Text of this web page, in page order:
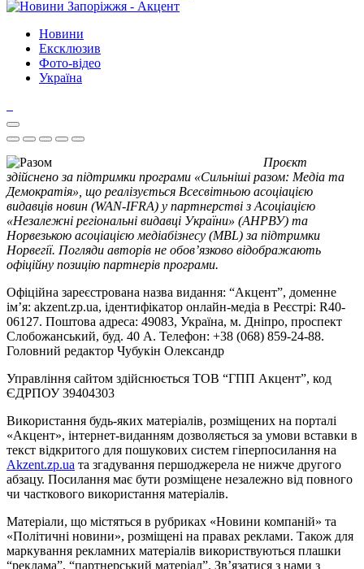
Новини
Ексклюзив
Фото-відео
Україна
Проєкт
здійснено за підтримки програми «Сильніші разом: Медіа та
Демократія», що реалізується Всесвітньою асоціацією
видавців новин (WAN-IFRA) у партнерстві з Асоціацією
«Незалежні регіональні видавці України» (АНРВУ) та
Норвезькою асоціацією медіабізнесу (MBL) за підтримки
Норвегії. Погляди авторів не обов’язково відображають
офіційну позицію партнерів програми.
Офіційна зареєстрована назва видання: “Акцент”, доменне
ім’я: akzent.zp.ua, ідентифікатор онлайн-медіа в Реєстрі: R40-
06127. Поштова адреса: 49083, Україна, м. Дніпро, проспект
Слобожанський, буд. 40 А. Телефон: +38 (068) 859-24-88.
Головний редактор Чубукін Олександр
Управління сайтом здійснюється ТОВ “ГПП Акцент”, код
ЄДРПОУ 39404303
Використання будь-яких матеріалів, розміщених на порталі
«Акцент», інтернет-виданням дозволяється за умови вставки в
текст відкритого для пошукових систем гіперпосилання на
Akzent.zp.ua та згадування першоджерела не нижче другого
абзацу. Посилання має бути розміщене незалежно від повного
чи часткового використання матеріалів.
Матеріали, що містяться в рубриках «Новини компаній» та
«Політичні новини», розміщені на правах реклами. Також для
маркування рекламних матеріалів використвуються плашки
“реклама”, “партнерський матеріал”. Зв’язатися з нами з